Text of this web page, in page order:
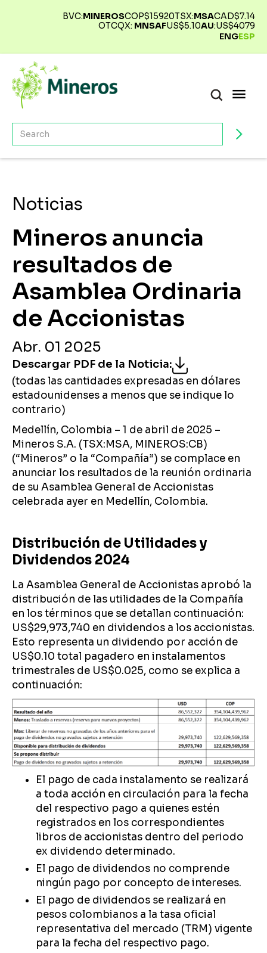
BVC:MINEROSCOP$15920TSX:MSACAD$7.14
OTCQX: MNSAFUS$5.10AU:US$4079
ENGESP
Noticias
Mineros anuncia
resultados de
Asamblea Ordinaria
de Accionistas
Abr. 01 2025
Descargar PDF de la Noticia:
(todas las cantidades expresadas en dólares
estadounidenses a menos que se indique lo
contrario)
Medellín, Colombia – 1 de abril de 2025 –
Mineros S.A. (TSX:MSA, MINEROS:CB)
(“Mineros” o la “Compañía”) se complace en
anunciar los resultados de la reunión ordinaria
de su Asamblea General de Accionistas
celebrada ayer en Medellín, Colombia.
Distribución de Utilidades y
Dividendos 2024
La Asamblea General de Accionistas aprobó la
distribución de las utilidades de la Compañía
en los términos que se detallan continuación:
US$29,973,740 en dividendos a los accionistas.
Esto representa un dividendo por acción de
US$0.10 total pagadero en instalamentos
trimestrales de US$0.025, como se explica a
continuación:
El pago de cada instalamento se realizará
a toda acción en circulación para la fecha
del respectivo pago a quienes estén
registrados en los correspondientes
libros de accionistas dentro del periodo
ex dividendo determinado.
El pago de dividendos no comprende
ningún pago por concepto de intereses.
El pago de dividendos se realizará en
pesos colombianos a la tasa oficial
representativa del mercado (TRM) vigente
para la fecha del respectivo pago.